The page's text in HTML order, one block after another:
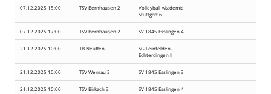
07.12.2025 15:00 TSV Bernhausen 2
Volleyball Akademie
Stuttgart 6
07.12.2025 17:00 TSV Bernhausen 2 SV 1845 Esslingen 4
21.12.2025 10:00 TB Neuffen
SG Leinfelden-
Echterdingen II
21.12.2025 10:00 TSV Wernau 3 SV 1845 Esslingen 3
21.12.2025 10:00 TSV Birkach 3 SV 1845 Esslingen 4